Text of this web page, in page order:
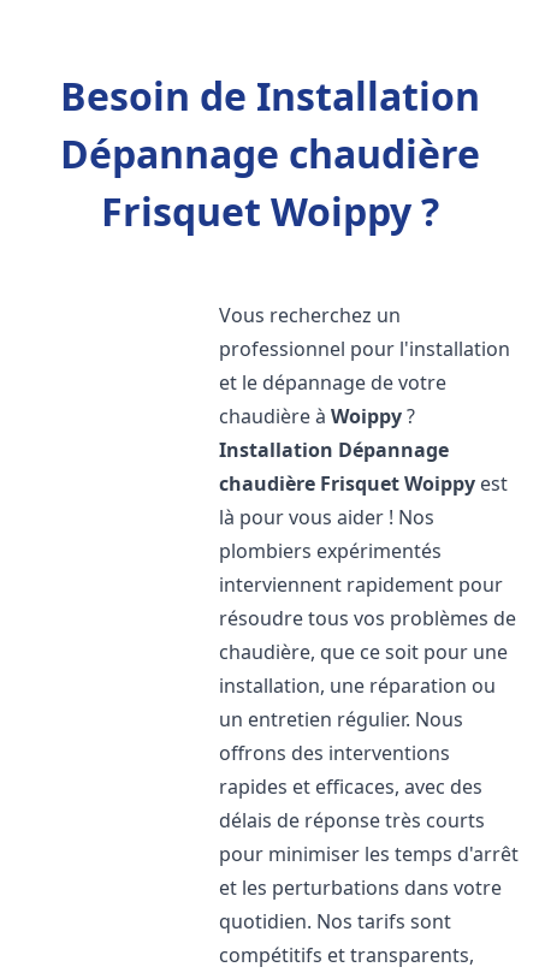
Besoin de Installation
Dépannage chaudière
Frisquet Woippy ?
Vous recherchez un
professionnel pour l'installation
et le dépannage de votre
chaudière àWoippy?
Installation Dépannage
chaudière FrisquetWoippy est
là pour vous aider ! Nos
plombiers expérimentés
interviennent rapidement pour
résoudre tous vos problèmes de
chaudière, que ce soit pour une
installation, une réparation ou
un entretien régulier. Nous
offrons des interventions
rapides et efficaces, avec des
délais de réponse très courts
pour minimiser les temps d'arrêt
et les perturbations dans votre
quotidien. Nos tarifs sont
compétitifs et transparents,